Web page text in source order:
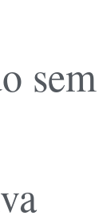
sem